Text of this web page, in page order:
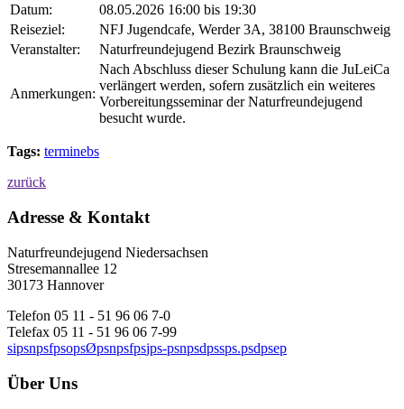
Datum:
08.05.2026 16:00 bis 19:30
Reiseziel:
NFJ Jugendcafe, Werder 3A, 38100 Braunschweig
Veranstalter:
Naturfreundejugend Bezirk Braunschweig
Anmerkungen:
Nach Abschluss dieser Schulung kann die JuLeiCa
verlängert werden, sofern zusätzlich ein weiteres
Vorbereitungsseminar der Naturfreundejugend
besucht wurde.
Tags: terminebs
zurück
Adresse & Kontakt
Naturfreundejugend Niedersachsen
Stresemannallee 12
30173 Hannover
Telefon 05 11 - 51 96 06 7-0
Telefax 05 11 - 51 96 06 7-99
sipsnpsfpsopsØpsnpsfpsjps-psnpsdpssps.psdpsep
Über Uns